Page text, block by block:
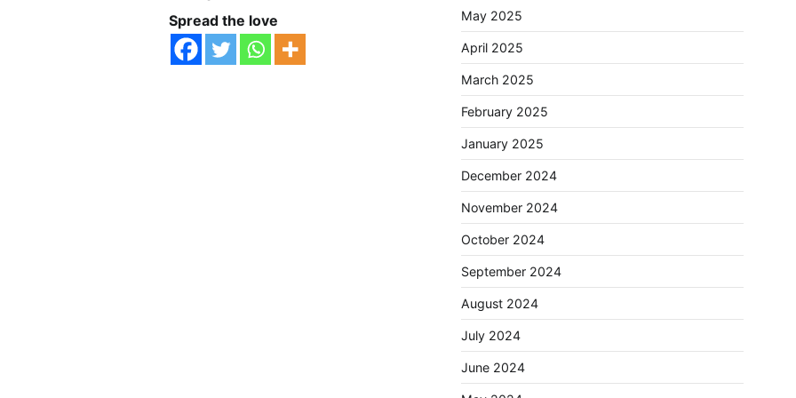
Spread the love May 2025
April 2025
March 2025
February 2025
January 2025
December 2024
November 2024
October 2024
September 2024
August 2024
July 2024
June 2024